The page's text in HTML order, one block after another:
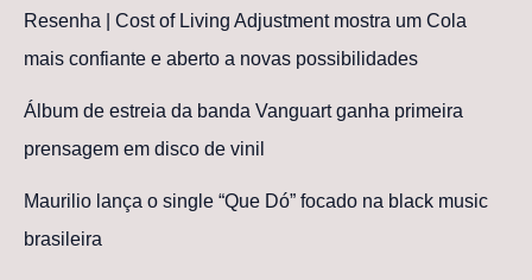
Resenha | Cost of Living Adjustment mostra um Cola
mais confiante e aberto a novas possibilidades
Álbum de estreia da banda Vanguart ganha primeira
prensagem em disco de vinil
Maurilio lança o single “Que Dó” focado na black music
brasileira